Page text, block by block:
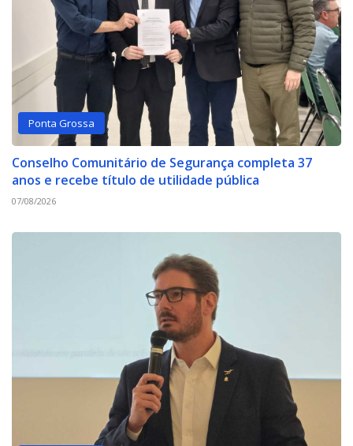
Ponta Grossa
Conselho Comunitário de Segurança completa 37
anos e recebe título de utilidade pública
07/08/2026